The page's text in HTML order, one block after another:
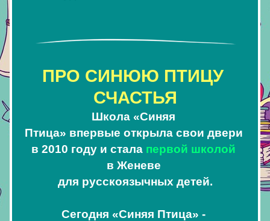
ПРО СИНЮЮ ПТИЦУ
СЧАСТЬЯ
Школа «Синяя
Птица» впервые открыла свои двери
в 2010 году и стала первой школой
в Женеве
для русскоязычных детей.
Сегодня «Синяя Птица» -